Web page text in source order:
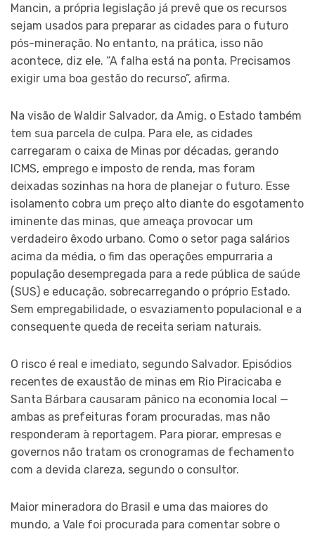
Mancin, a própria legislação já prevê que os recursos
sejam usados para preparar as cidades para o futuro
pós-mineração. No entanto, na prática, isso não
acontece, diz ele. “A falha está na ponta. Precisamos
exigir uma boa gestão do recurso”, afirma.
Na visão de Waldir Salvador, da Amig, o Estado também
tem sua parcela de culpa. Para ele, as cidades
carregaram o caixa de Minas por décadas, gerando
ICMS, emprego e imposto de renda, mas foram
deixadas sozinhas na hora de planejar o futuro. Esse
isolamento cobra um preço alto diante do esgotamento
iminente das minas, que ameaça provocar um
verdadeiro êxodo urbano. Como o setor paga salários
acima da média, o fim das operações empurraria a
população desempregada para a rede pública de saúde
(SUS) e educação, sobrecarregando o próprio Estado.
Sem empregabilidade, o esvaziamento populacional e a
consequente queda de receita seriam naturais.
O risco é real e imediato, segundo Salvador. Episódios
recentes de exaustão de minas em Rio Piracicaba e
Santa Bárbara causaram pânico na economia local —
ambas as prefeituras foram procuradas, mas não
responderam à reportagem. Para piorar, empresas e
governos não tratam os cronogramas de fechamento
com a devida clareza, segundo o consultor.
Maior mineradora do Brasil e uma das maiores do
mundo, a Vale foi procurada para comentar sobre o